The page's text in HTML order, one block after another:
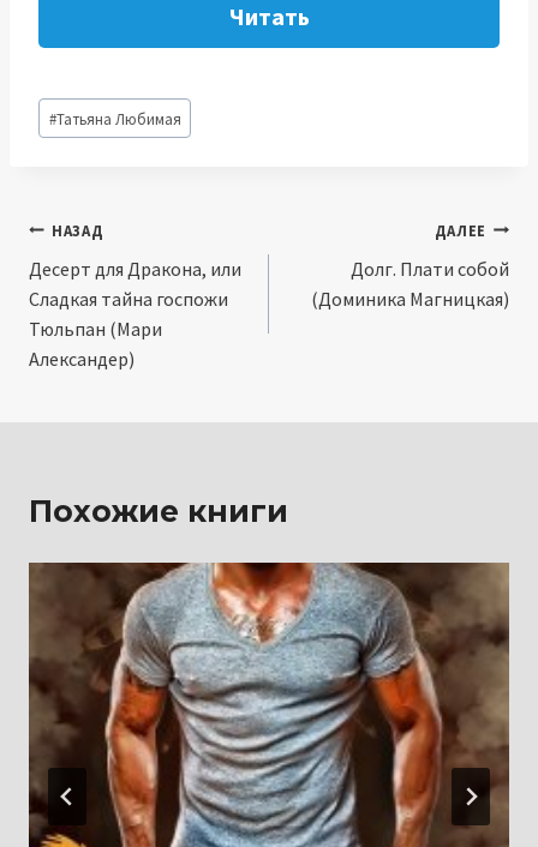
Читать
Метки
записи:
#Татьяна Любимая
Навигация
по
записям
НАЗАД
Десерт для Дракона, или
Сладкая тайна госпожи
Тюльпан (Мари
Александер)
ДАЛЕЕ
Долг. Плати собой
(Доминика Магницкая)
Похожие книги